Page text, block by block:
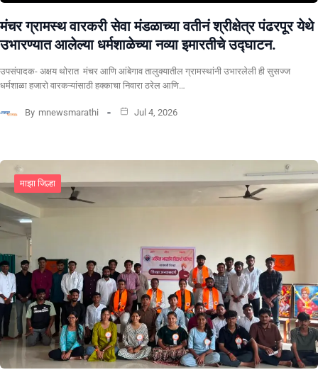
मंचर ग्रामस्थ वारकरी सेवा मंडळाच्या वतीनं श्रीक्षेत्र पंढरपूर येथे
उभारण्यात आलेल्या धर्मशाळेच्या नव्या इमारतीचे उद्घाटन.
उपसंपादक- अक्षय थोरात मंचर आणि आंबेगाव तालुक्यातील ग्रामस्थांनी उभारलेली ही सुसज्ज
धर्मशाळा हजारो वारकऱ्यांसाठी हक्काचा निवारा ठरेल आणि…
By mnewsmarathi Jul 4, 2026
माझा जिल्हा